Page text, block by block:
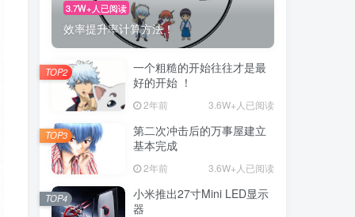
3.7W+人已阅读
效率提升率计算方法！
一个粗糙的开始往往才是最
好的开始 ！
2年前 3.6W+人已阅读
TOP2
第二次冲击后的万事屋建立
基本完成
2年前 3.6W+人已阅读
TOP3
小米推出27寸Mini LED显示
器
TOP4